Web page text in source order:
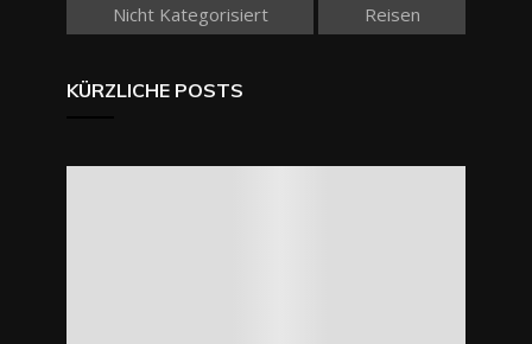
Nicht Kategorisiert
Reisen
KÜRZLICHE POSTS